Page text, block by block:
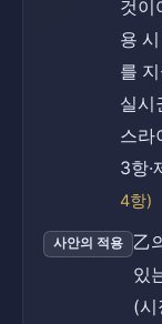
것이
용
를
실시
스라
3항·
4항)
사안의 적용
乙
있
(시